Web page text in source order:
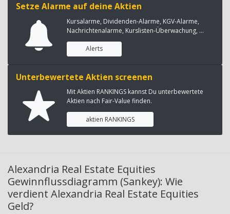
Setze Alarme auf deine Aktien
Kursalarme, Dividenden-Alarme, KGV-Alarme,
Nachrichtenalarme, Kurslisten-Überwachung, ...
Alerts
Unterbewertete Aktien screenen
Mit Aktien RANKINGS kannst Du unterbewertete
Aktien nach Fair-Value finden.
aktien RANKINGS
Alexandria Real Estate Equities
Gewinnflussdiagramm (Sankey): Wie
verdient Alexandria Real Estate Equities
Geld?